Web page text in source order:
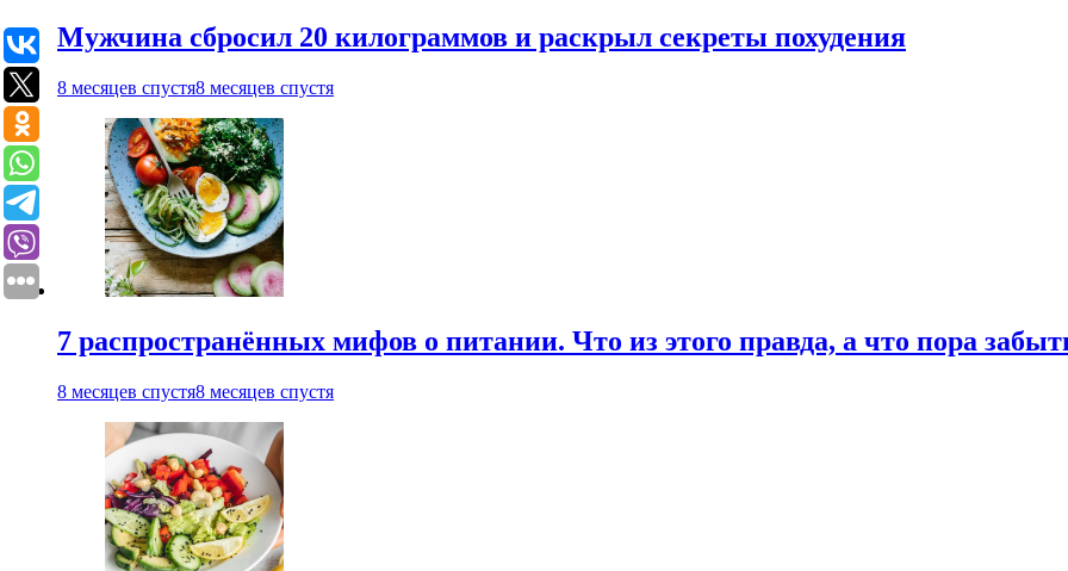
Мужчина сбросил 20 килограммов и раскрыл секреты похудения
8 месяцев спустя8 месяцев спустя
7 распространённых мифов о питании. Что из этого правда, а что пора
8 месяцев спустя8 месяцев спустя